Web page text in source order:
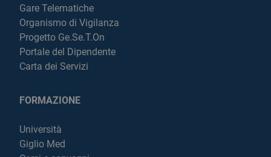
Gare Telematiche
Organismo di Vigilanza
Progetto Ge.Se.T.On
Portale del Dipendente
Carta dei Servizi
FORMAZIONE
Università
Giglio Med